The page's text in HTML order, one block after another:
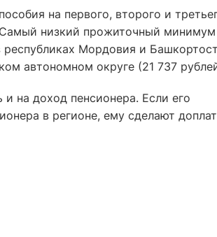
на первого, второго и
Самый низкий прожиточный минимум
Мордовия и
автономном округе (21 737
на доход пенсионера. Если его
в регионе, ему сделают